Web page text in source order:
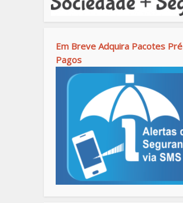
Em Breve Adquira Pacotes Pré
Pagos